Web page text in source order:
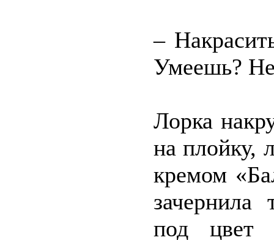
–
Умеешь?
Лорка
на плойку,
кремом
под цвет